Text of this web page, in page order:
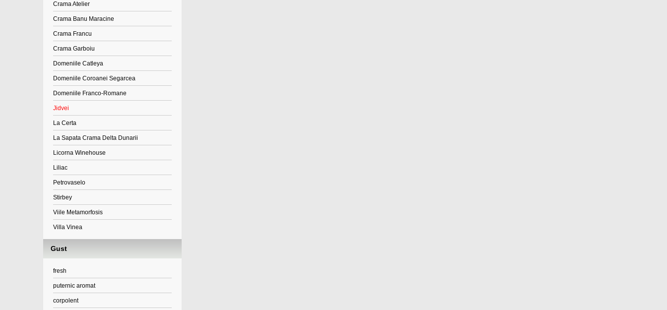
Crama Atelier
Crama Banu Maracine
Crama Francu
Crama Garboiu
Domeniile Catleya
Domeniile Coroanei Segarcea
Domeniile Franco-Romane
Jidvei
La Certa
La Sapata Crama Delta Dunarii
Licorna Winehouse
Liliac
Petrovaselo
Stirbey
Viile Metamorfosis
Villa Vinea
Gust
fresh
puternic aromat
corpolent